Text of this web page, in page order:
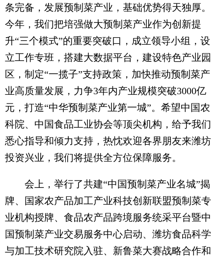
条完备，发展预制菜产业，基础优势得天独厚。
今年，我们把培强做大预制菜产业作为创新提
升“三个模式”的重要突破口，成立领导小组，设
立工作专班，搭建大数据平台，建设特色产业园
区，制定“一揽子”支持政策，加快推动预制菜产
业高质量发展，力争3年内产业规模突破3000亿
元，打造“中华预制菜产业第一城”。希望中国农
科院、中国食品工业协会等顶尖机构，给予我们
悉心指导和倾力支持，热忱欢迎各界朋友来潍坊
投资兴业，我们将提供全方位保障服务。
会上，举行了共建“中国预制菜产业名城”揭
牌、国家农产品加工产业科技创新联盟预制菜专
业机构授牌、食品农产品跨境服务统采平台暨中
国预制菜产业交易服务中心启动、潍坊食品科学
与加工技术研究院入驻、新鲁菜大赛战略合作和